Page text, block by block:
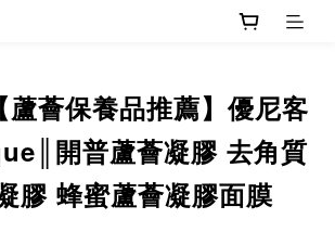
薈保養品推薦】優尼客
開普蘆薈凝膠 去角質
膠 蜂蜜蘆薈凝膠面膜